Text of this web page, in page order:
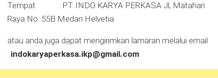
Tempat : PT. INDO KARYA PERKASA Jl, Matahari
Raya No. 55B Medan Helvetia
atau anda juga dapat mengirimkan lamaran melalui email
: indokaryaperkasa.ikp@gmail.com